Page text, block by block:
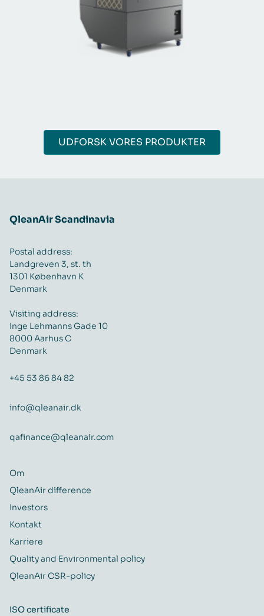
UDFORSK VORES PRODUKTER
QleanAir Scandinavia
Postal address:
Landgreven 3, st. th
1301 København K
Denmark
Visiting address:
Inge Lehmanns Gade 10
8000 Aarhus C
Denmark
+45 53 86 84 82
info@qleanair.dk
qafinance@qleanair.com
Om
QleanAir difference
Investors
Kontakt
Karriere
Quality and Environmental policy
QleanAir CSR-policy
ISO certificate